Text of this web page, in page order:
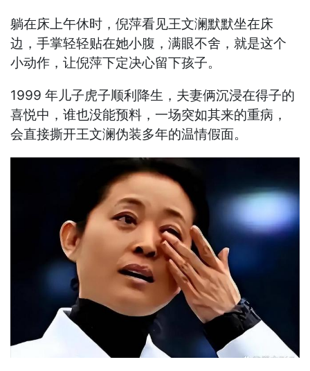
躺在床上午休时，倪萍看见王文澜默默坐在床
边，手掌轻轻贴在她小腹，满眼不舍，就是这个
小动作，让倪萍下定决心留下孩子。
1999 年儿子虎子顺利降生，夫妻俩沉浸在得子的
喜悦中，谁也没能预料，一场突如其来的重病，
会直接撕开王文澜伪装多年的温情假面。